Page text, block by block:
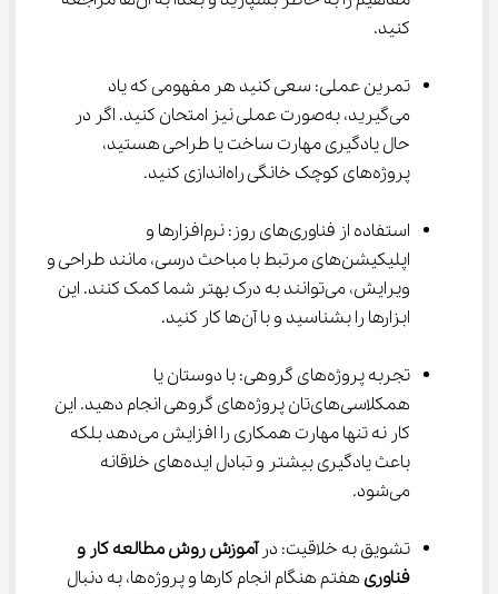
کنید.
تمرین عملی: سعی کنید هر مفهومی که یاد
می‌گیرید، به‌صورت عملی نیز امتحان کنید. اگر در
حال یادگیری مهارت ساخت یا طراحی هستید،
پروژه‌های کوچک خانگی راه‌اندازی کنید.
استفاده از فناوری‌های روز: نرم‌افزارها و
اپلیکیشن‌های مرتبط با مباحث درسی، مانند طراحی و
ویرایش، می‌توانند به درک بهتر شما کمک کنند. این
ابزارها را بشناسید و با آن‌ها کار کنید.
تجربه پروژه‌های گروهی: با دوستان یا
همکلاسی‌های‌تان پروژه‌های گروهی انجام دهید. این
کار نه تنها مهارت همکاری را افزایش می‌دهد بلکه
باعث یادگیری بیشتر و تبادل ایده‌های خلاقانه
می‌شود.
تشویق به خلاقیت: در آموزش روش مطالعه کار و
فناوری
هفتم هنگام انجام کارها و پروژه‌ها، به دنبال